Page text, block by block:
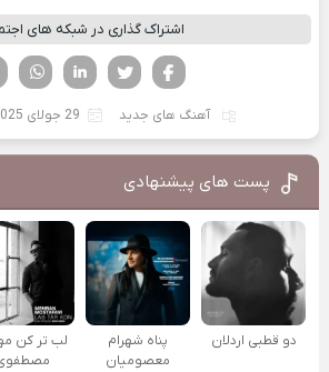
اشتراک گذاری در شبکه های
تویتر
فیسوک
آهنگ های جدید 29 جولای 2025
پست های پیشنهادی
دو قطبی اردلان
پناه شهرام
معصومیان
لب تر کن